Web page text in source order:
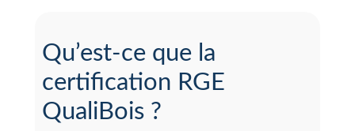
Qu’est-ce que la
certification RGE
QualiBois ?